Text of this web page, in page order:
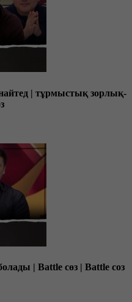
| тұрмыстық зорлық-
| Battle сөз | Battle соз